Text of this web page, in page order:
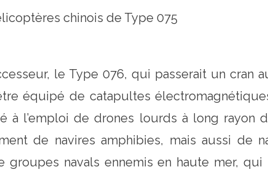
de Type 075
le Type 076, qui passerait un cran
équipé de catapultes
à l’emploi de drones lourds à long rayon
de navires amphibies, mais aussi de
groupes navals ennemis en haute mer,